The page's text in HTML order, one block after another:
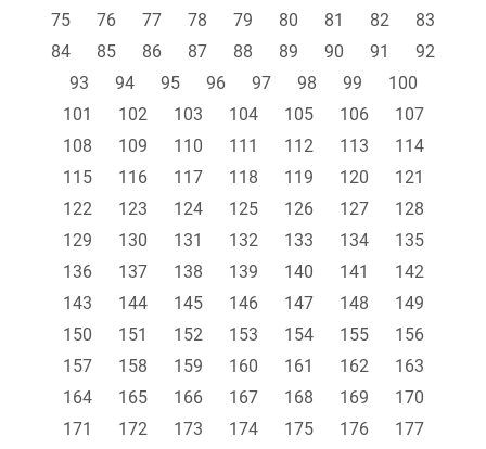
75
76 77 78 79 80 81 82
83
84
85 86 87 88 89 90 91
92
93
94 95 96 97 98 99
100
101
102 103 104 105 106
107
108
109 110 111 112 113
114
115
116 117 118 119 120
121
122
123 124 125 126 127
128
129
130 131 132 133 134
135
136
137 138 139 140 141
142
143
144 145 146 147 148
149
150
151 152 153 154 155
156
157
158 159 160 161 162
163
164
165 166 167 168 169
170
171
172 173 174 175 176
177